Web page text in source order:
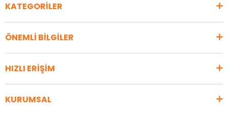
KATEGORİLER
ÖNEMLİ BİLGİLER
HIZLI ERİŞİM
KURUMSAL